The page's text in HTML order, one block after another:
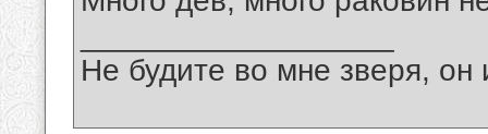
Не будите во мне зверя, он